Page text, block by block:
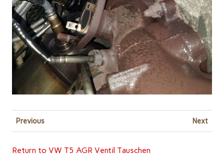
Previous Next
Return to VW T5 AGR Ventil Tauschen